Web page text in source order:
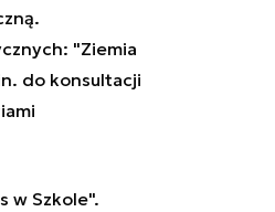
"Ziemia
do konsultacji
w Szkole".